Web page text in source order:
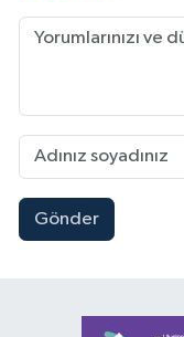
Gönder